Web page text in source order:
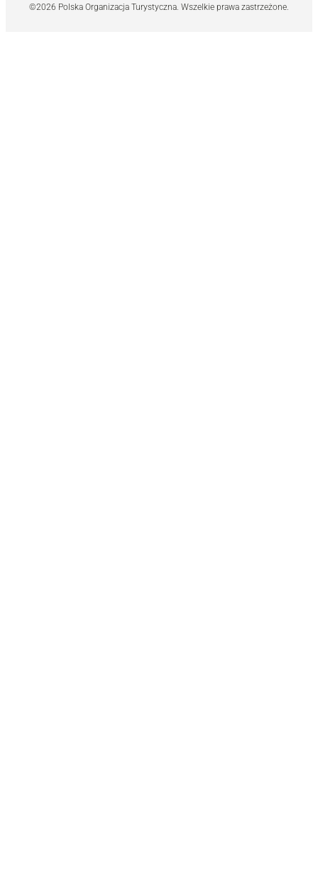
©2026 Polska Organizacja Turystyczna. Wszelkie prawa zastrzeżone.